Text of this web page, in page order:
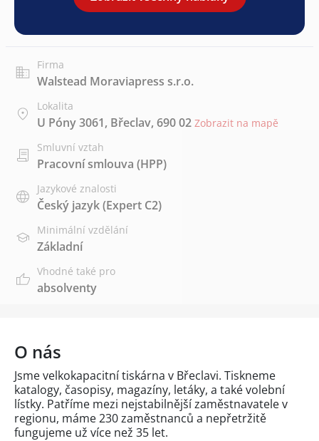
Firma
Walstead Moraviapress s.r.o.
Lokalita
U Póny 3061, Břeclav, 690 02 Zobrazit na mapě
Smluvní vztah
Pracovní smlouva (HPP)
Jazykové znalosti
Český jazyk(Expert C2)
Minimální vzdělání
Základní
Vhodné také pro
absolventy
O nás
Jsme velkokapacitní tiskárna v Břeclavi. Tiskneme
katalogy, časopisy, magazíny, letáky, a také volební
lístky. Patříme mezi nejstabilnější zaměstnavatele v
regionu, máme 230 zaměstnanců a nepřetržitě
fungujeme už více než 35 let.